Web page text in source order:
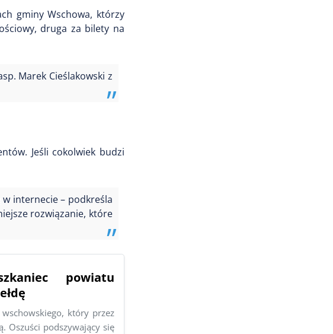
gminy Wschowa, którzy
druga za bilety na
Marek Cieślakowski z
Jeśli cokolwiek budzi
internecie – podkreśla
rozwiązanie, które
powiatu
który przez
Oszuści podszywający się